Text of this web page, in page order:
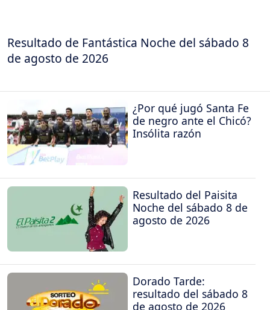
Resultado de Fantástica Noche del sábado 8
de agosto de 2026
¿Por qué jugó Santa Fe
de negro ante el Chicó?
Insólita razón
Resultado del Paisita
Noche del sábado 8 de
agosto de 2026
Dorado Tarde:
resultado del sábado 8
de agosto de 2026